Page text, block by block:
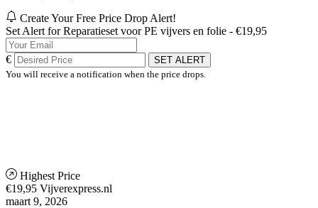
Create Your Free Price Drop Alert!
Set Alert for Reparatieset voor PE vijvers en folie - €19,95
€
SET ALERT
You will receive a notification when the price drops.
Highest Price
€19,95 Vijverexpress.nl
maart 9, 2026